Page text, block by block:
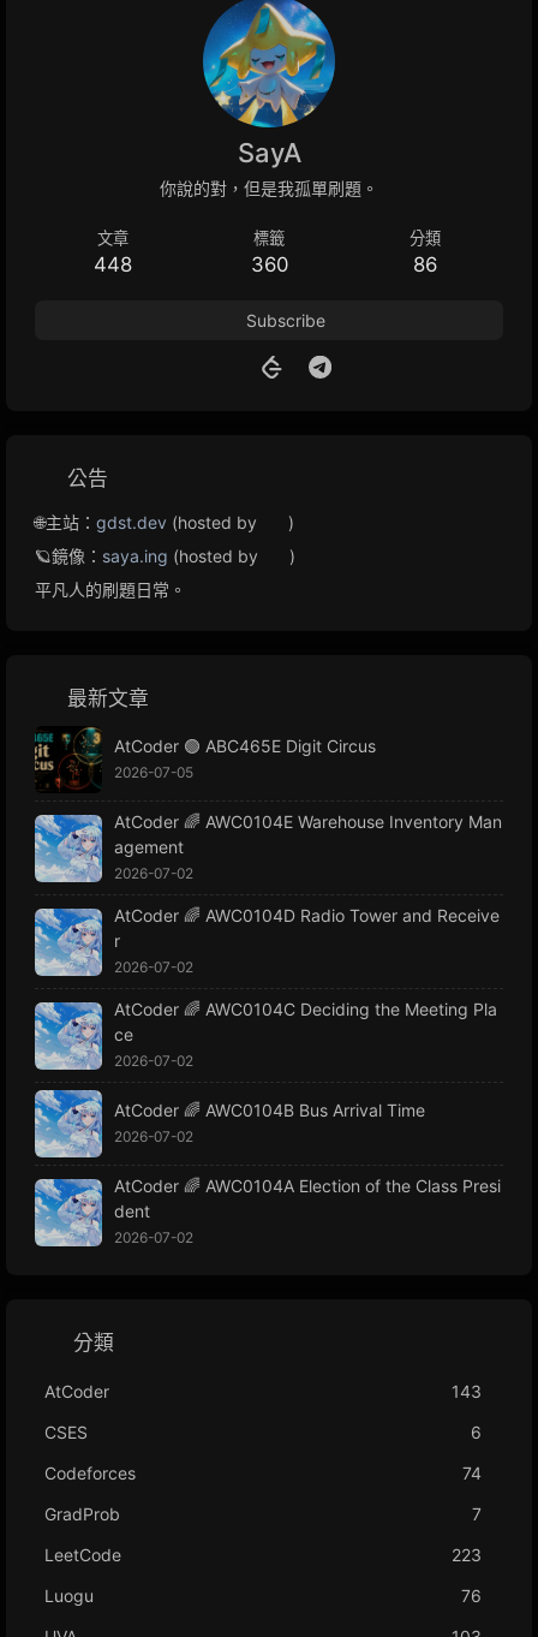
SayA
你說的對，但是我孤單刷題。
文章
448
標籤
360
分類
86
Subscribe
公告
🌐主站： gdst.dev (hosted by
)
🪐鏡像： saya.ing (hosted by
)
平凡人的刷題日常。
最新文章
AtCoder 🟢 ABC465E Digit Circus
2026-07-05
AtCoder 🌈 AWC0104E Warehouse Inventory Man
agement
2026-07-02
AtCoder 🌈 AWC0104D Radio Tower and Receive
r
2026-07-02
AtCoder 🌈 AWC0104C Deciding the Meeting Pla
ce
2026-07-02
AtCoder 🌈 AWC0104B Bus Arrival Time
2026-07-02
AtCoder 🌈 AWC0104A Election of the Class Presi
dent
2026-07-02
分類
AtCoder
143
CSES
6
Codeforces
74
GradProb
7
LeetCode
223
Luogu
76